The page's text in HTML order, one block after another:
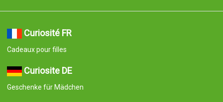
Curiosité FR
Cadeaux pour filles
Curiosite DE
Geschenke für Mädchen